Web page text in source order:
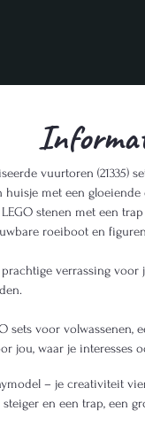
vuurtoren
huisje met een
stenen met een
roeiboot en
verrassing
sets voor
jou, waar je interesses
– je creativiteit
en een trap, een